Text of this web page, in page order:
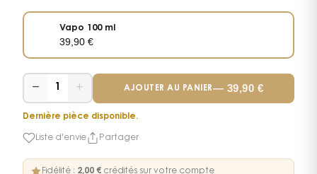
Vapo 100 ml
39,90€
− 1 + AJOUTER AU PANIER— 39,90 €
Dernière pièce disponible.
Liste d'envie Partager
Fidélité : 2,00 € crédités sur votre compte